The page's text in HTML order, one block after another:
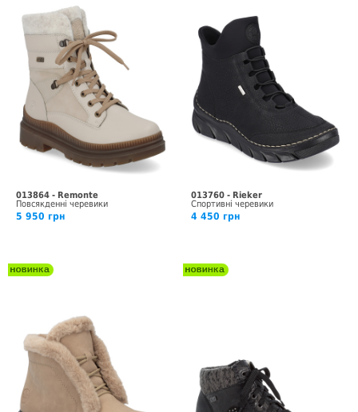
013864 - Remonte
Повсякденні черевики
5 950 грн
013760 - Rieker
Спортивні черевики
4 450 грн